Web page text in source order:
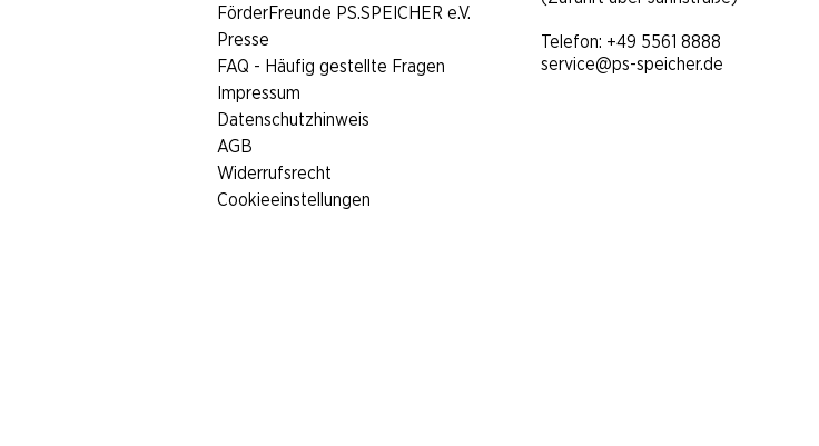
FörderFreunde PS.SPEICHER e.V.
Presse
FAQ - Häufig gestellte Fragen
Impressum
Datenschutzhinweis
AGB
Widerrufsrecht
Cookieeinstellungen
Telefon: +49 5561 8888
service@ps-speicher.de